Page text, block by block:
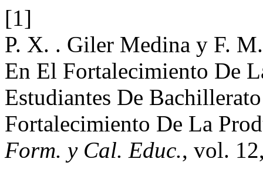
[1]
P. X. . Giler Medina y F.
En El Fortalecimiento De
Estudiantes De
Fortalecimiento De La
Form. y Cal. Educ., vol.